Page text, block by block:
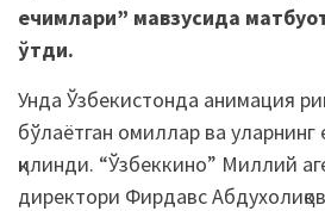
ечимлари” мавзусида
ўтди.
Унда Ўзбекистонда анимация
бўлаётган омиллар ва
қилинди. “Ўзбеккино” Миллий
директори Фирдавс